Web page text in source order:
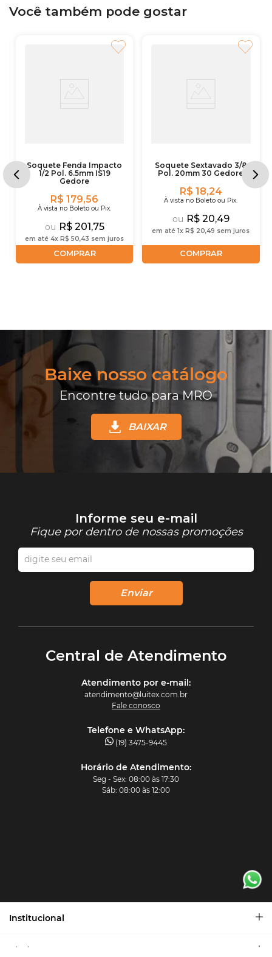
Você também pode gostar
Soquete Fenda Impacto
1/2 Pol. 6.5mm IS19
Gedore
R$ 179,56
À vista no Boleto ou Pix.
ou R$ 201,75
em até4xR$ 50,43 sem juros
COMPRAR
Soquete Sextavado 3/8
Pol. 20mm 30 Gedore
R$ 18,24
À vista no Boleto ou Pix.
ou R$ 20,49
em até1xR$ 20,49 sem juros
COMPRAR
Baixe nosso catálogo
Encontre tudo para MRO
BAIXAR
Central de Atendimento
Atendimento por e‑mail:
atendimento@luitex.com.br
Fale conosco
Telefone e WhatsApp:
(19) 3475-9445
Horário de Atendimento:
Seg - Sex: 08:00 às 17:30
Sáb: 08:00 às 12:00
Enviar
Institucional
Ajuda